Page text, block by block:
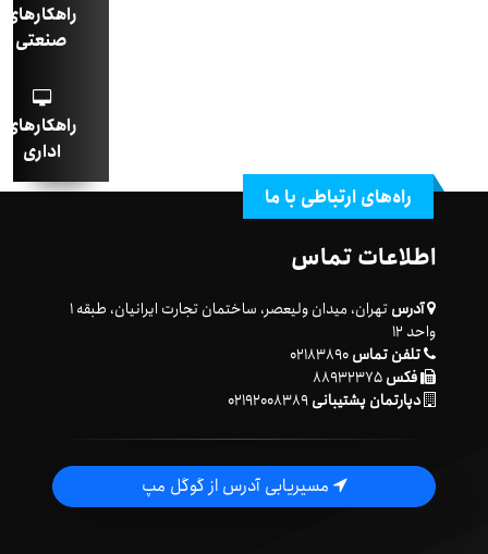
راهکارهای
صنعتی
راهکارهای
اداری
راه‌های ارتباطی با ما
اطلاعات تماس
آدرس
تهران، میدان ولیعصر، ساختمان تجارت ایرانیان، طبقه ۱
واحد ۱۲
تلفن تماس۰۲۱۸۳۸۹۰
فکس۸۸۹۳۲۳۷۵
دپارتمان پشتیبانی۰۲۱۹۲۰۰۸۳۸۹
مسیریابی آدرس از گوگل مپ